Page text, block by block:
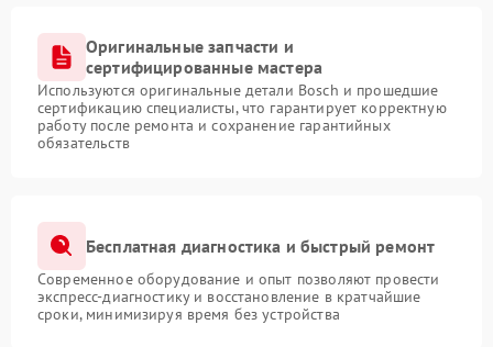
Оригинальные запчасти и
сертифицированные мастера
Используются оригинальные детали Bosch и прошедшие
сертификацию специалисты, что гарантирует корректную
работу после ремонта и сохранение гарантийных
обязательств
Бесплатная диагностика и быстрый ремонт
Современное оборудование и опыт позволяют провести
экспресс-диагностику и восстановление в кратчайшие
сроки, минимизируя время без устройства